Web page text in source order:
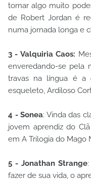
tornar algo muito
de Robert Jordan é
numa jornada longa e
3 - Valquiria Caos:
enveredando-se pela
travas na língua é a
esqueleto, Ardiloso
4 - Sonea: Vinda das
jovem aprendiz do
em A Trilogia do Mago
5 - Jonathan Strange
fazer de sua vida, o